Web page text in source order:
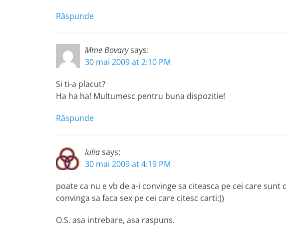
Răspunde
Mme Bovarysays:
30 mai 2009 at 2:10 PM
Si ti-a placut?
Ha ha ha! Multumesc pentru buna dispozitie!
Răspunde
Iuliasays:
30 mai 2009 at 4:19 PM
poate ca nu e vb de a-i convinge sa citeasca pe cei care
convinga sa faca sex pe cei care citesc carti:))
O.S. asa intrebare, asa raspuns.